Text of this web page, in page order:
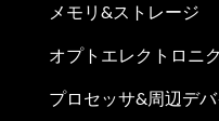
メモリ&ストレージ
オプトエレクトロニ
プロセッサ&周辺デ